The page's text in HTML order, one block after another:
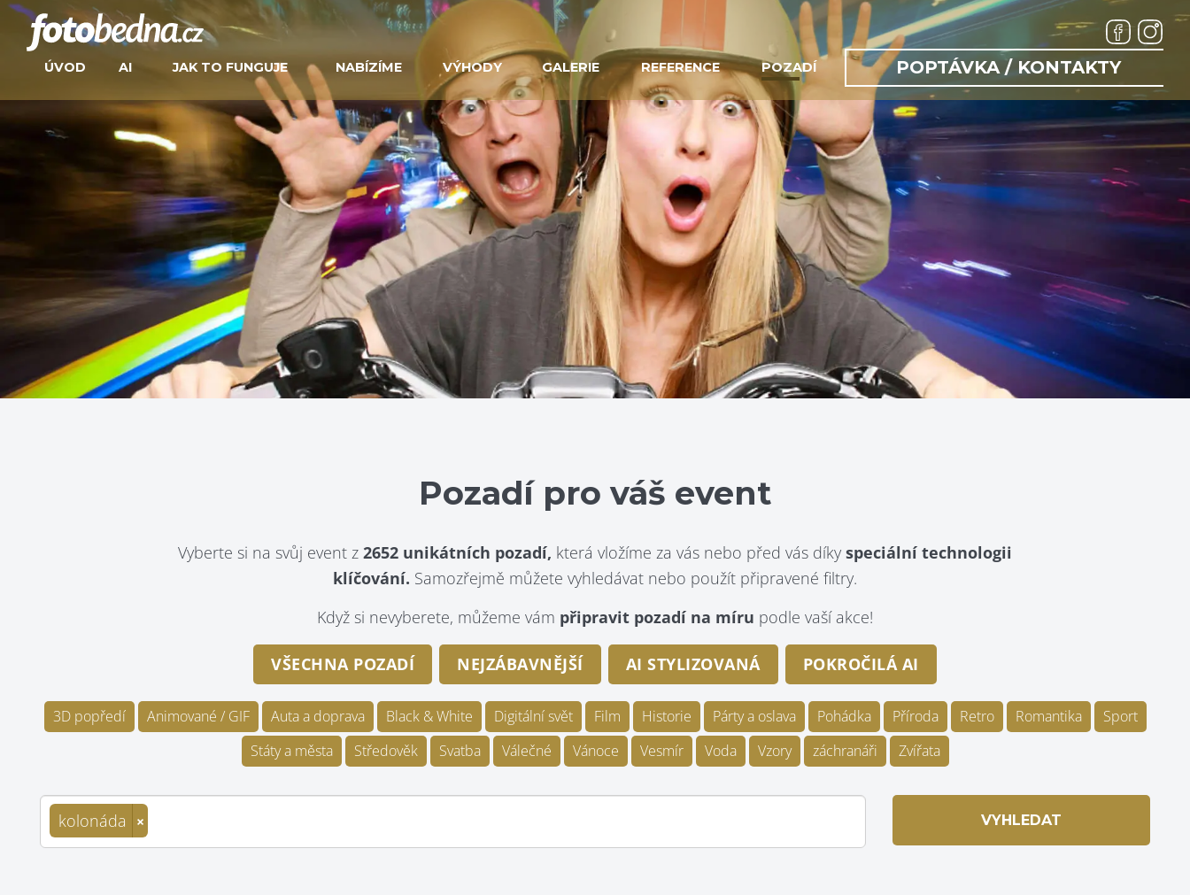
ÚVOD AI JAK TO FUNGUJE NABÍZÍME VÝHODY GALERIE REFERENCE POZADÍ POPTÁVKA / KONTAKTY
Pozadí pro váš event
Vyberte si na svůj event z 2652 unikátních pozadí, která vložíme za vás nebo před vás díky speciální technologii
klíčování. Samozřejmě můžete vyhledávat nebo použít připravené filtry.
Když si nevyberete, můžeme vám připravit pozadí na míru podle vaší akce!
VŠECHNA POZADÍ NEJZÁBAVNĚJŠÍ AI STYLIZOVANÁ POKROČILÁ AI
3D popředí Animované / GIF Auta a doprava Black & White Digitální svět Film Historie Párty a oslava Pohádka Příroda Retro Romantika
Sport
Státy a města
Středověk Svatba Válečné Vánoce Vesmír Voda Vzory záchranáři Zvířata
kolonáda × VYHLEDAT